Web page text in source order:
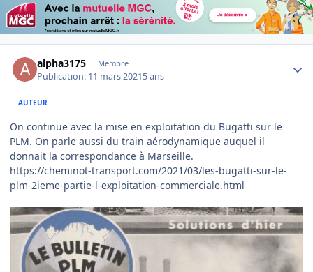
alpha3175 Membre
Publication: 11 mars 20215 ans
AUTEUR
On continue avec la mise en exploitation du Bugatti sur le
PLM. On parle aussi du train aérodynamique auquel il
donnait la correspondance à Marseille.
https://cheminot-transport.com/2021/03/les-bugatti-sur-le-
plm-2ieme-partie-l-exploitation-commerciale.html